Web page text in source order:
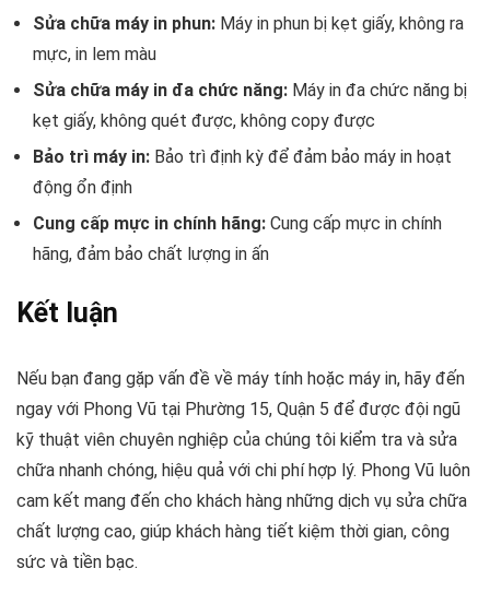
Sửa chữa máy in phun: Máy in phun bị kẹt giấy, không ra
mực, in lem màu
Sửa chữa máy in đa chức năng: Máy in đa chức năng bị
kẹt giấy, không quét được, không copy được
Bảo trì máy in: Bảo trì định kỳ để đảm bảo máy in hoạt
động ổn định
Cung cấp mực in chính hãng: Cung cấp mực in chính
hãng, đảm bảo chất lượng in ấn
Kết luận
Nếu bạn đang gặp vấn đề về máy tính hoặc máy in, hãy đến
ngay với Phong Vũ tại Phường 15, Quận 5 để được đội ngũ
kỹ thuật viên chuyên nghiệp của chúng tôi kiểm tra và sửa
chữa nhanh chóng, hiệu quả với chi phí hợp lý. Phong Vũ luôn
cam kết mang đến cho khách hàng những dịch vụ sửa chữa
chất lượng cao, giúp khách hàng tiết kiệm thời gian, công
sức và tiền bạc.